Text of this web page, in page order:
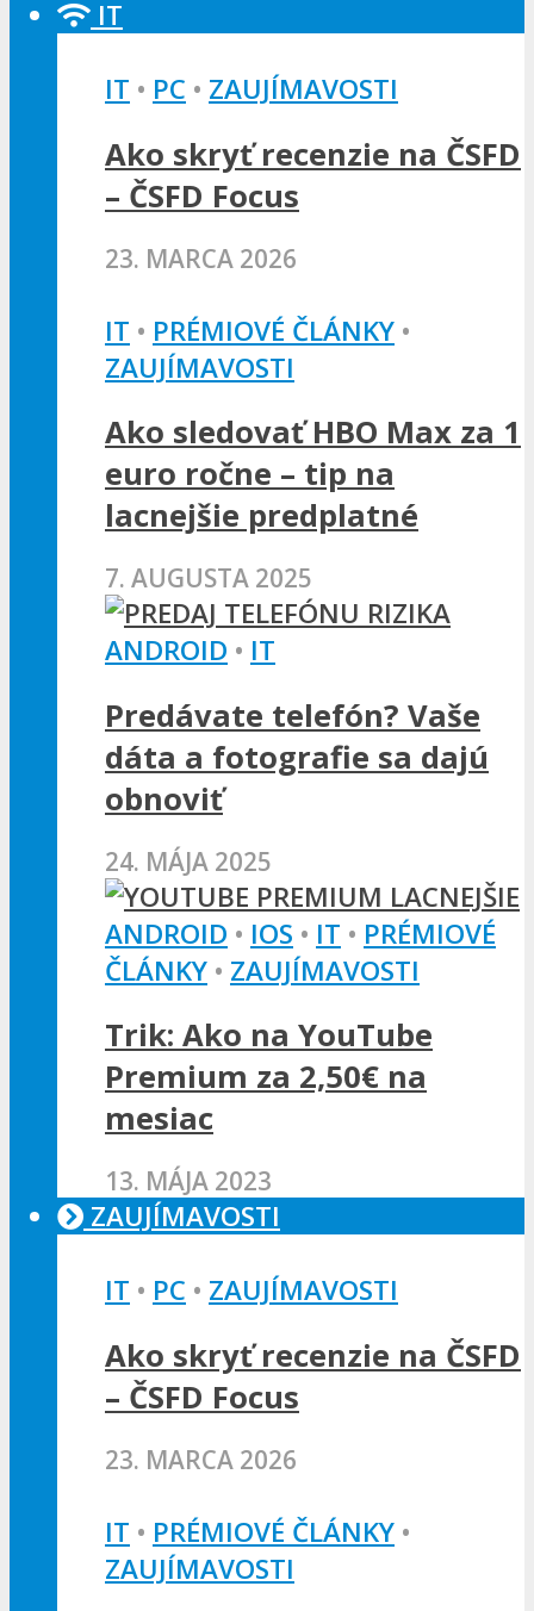
IT
IT • PC • ZAUJÍMAVOSTI
Ako skryť recenzie na ČSFD
– ČSFD Focus
23. MARCA 2026
IT • PRÉMIOVÉ ČLÁNKY •
ZAUJÍMAVOSTI
Ako sledovať HBO Max za 1
euro ročne – tip na
lacnejšie predplatné
7. AUGUSTA 2025
ANDROID • IT
Predávate telefón? Vaše
dáta a fotografie sa dajú
obnoviť
24. MÁJA 2025
ANDROID • IOS • IT • PRÉMIOVÉ
ČLÁNKY • ZAUJÍMAVOSTI
Trik: Ako na YouTube
Premium za 2,50€ na
mesiac
13. MÁJA 2023
ZAUJÍMAVOSTI
IT • PC • ZAUJÍMAVOSTI
Ako skryť recenzie na ČSFD
– ČSFD Focus
23. MARCA 2026
IT • PRÉMIOVÉ ČLÁNKY •
ZAUJÍMAVOSTI